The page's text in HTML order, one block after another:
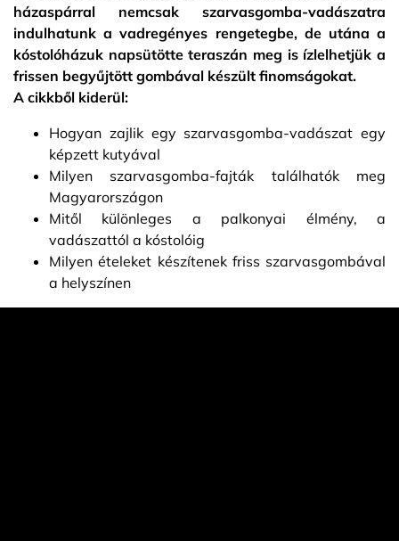
házaspárral nemcsak szarvasgomba-vadászatra
indulhatunk a vadregényes rengetegbe, de utána a
kóstolóházuk napsütötte teraszán meg is ízlelhetjük a
frissen begyűjtött gombával készült finomságokat.
A cikkből kiderül:
Hogyan zajlik egy szarvasgomba-vadászat egy
képzett kutyával
Milyen szarvasgomba-fajták találhatók meg
Magyarországon
Mitől különleges a palkonyai élmény, a
vadászattól a kóstolóig
Milyen ételeket készítenek friss szarvasgombával
a helyszínen